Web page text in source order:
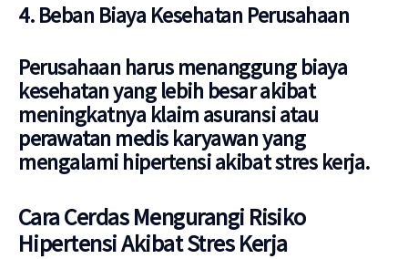
4. Beban Biaya Kesehatan Perusahaan
Perusahaan harus menanggung biaya
kesehatan yang lebih besar akibat
meningkatnya klaim asuransi atau
perawatan medis karyawan yang
mengalami hipertensi akibat stres kerja.
Cara Cerdas Mengurangi Risiko
Hipertensi Akibat Stres Kerja